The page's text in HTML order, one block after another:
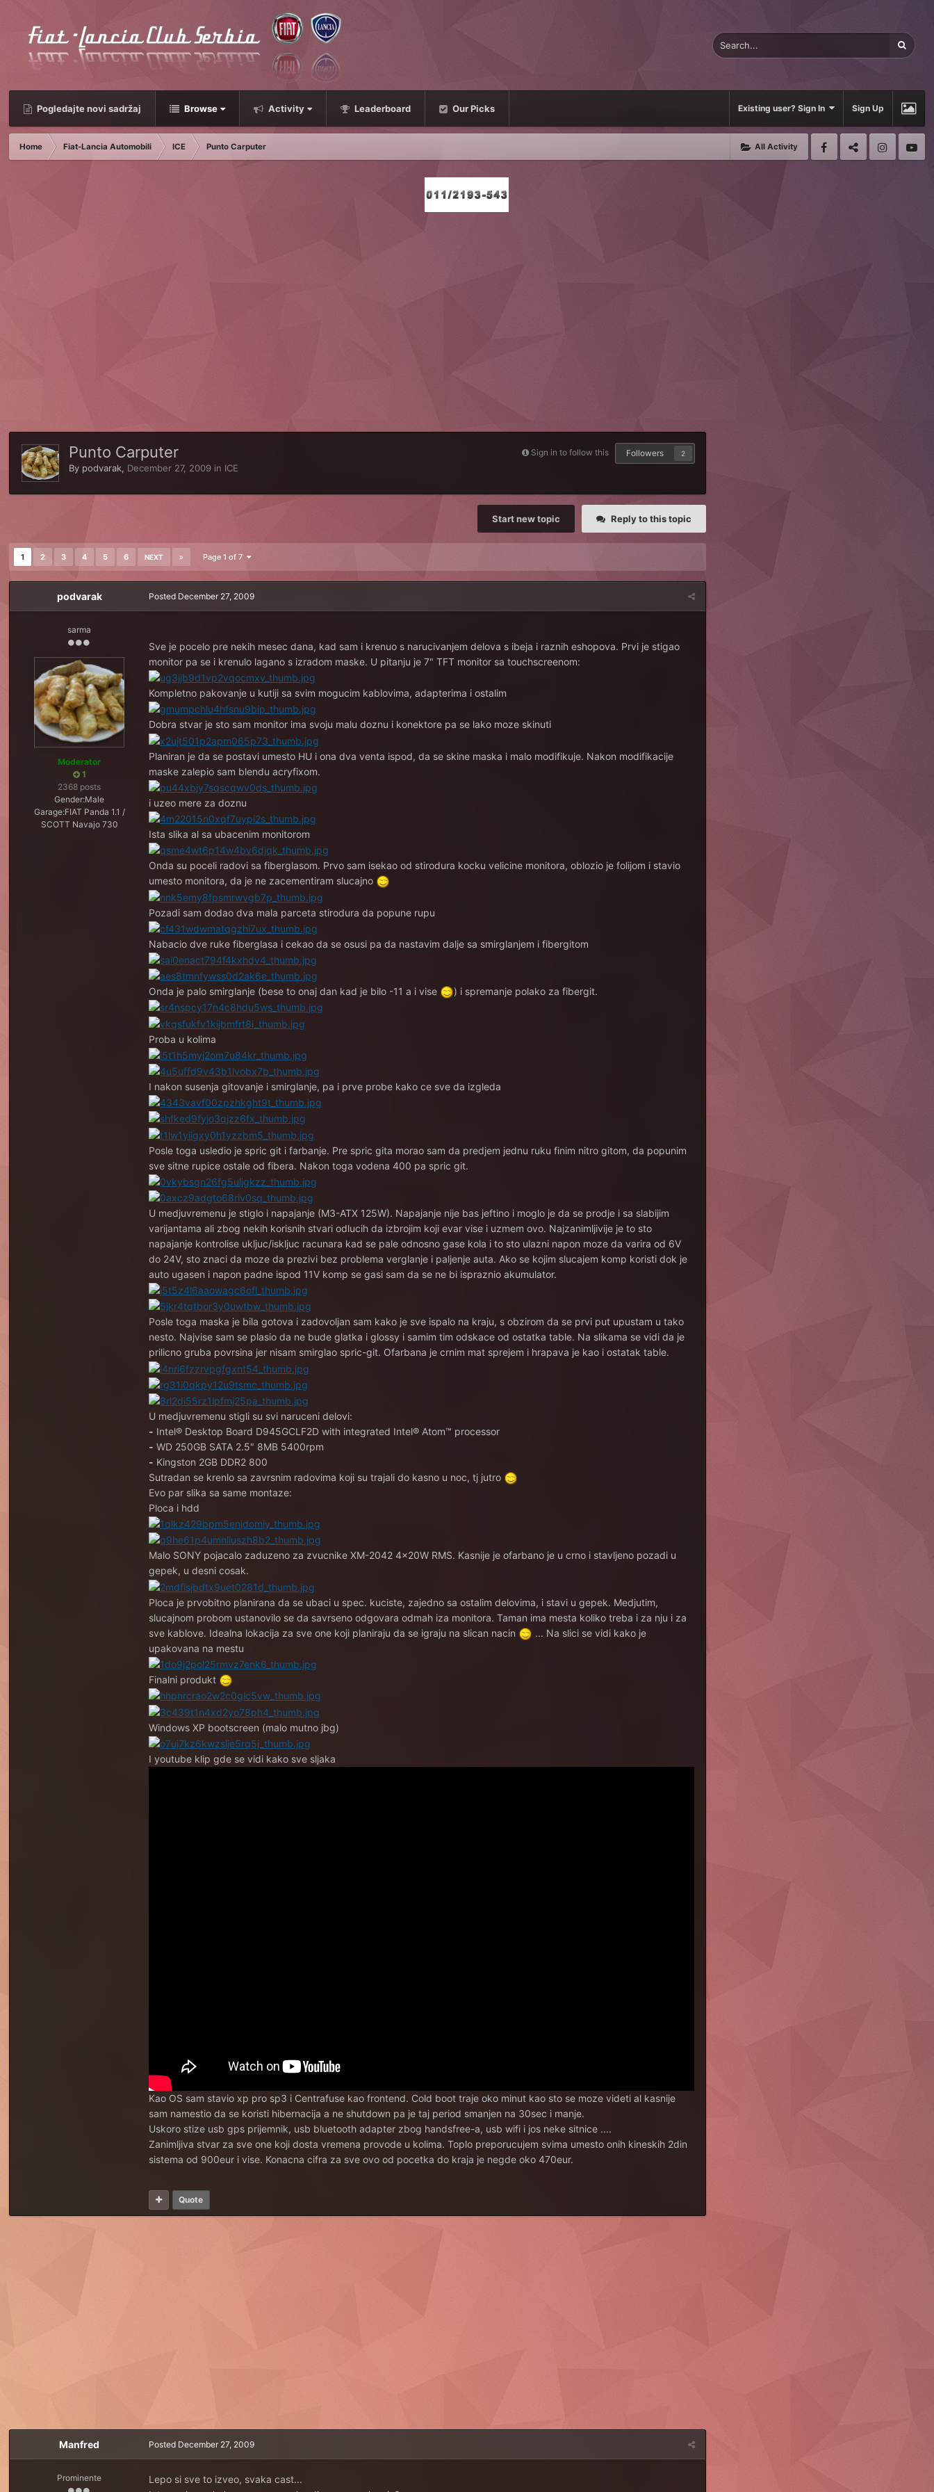
Pogledajte novi sadržaj Browse Activity Leaderboard Our Picks Existing user? Sign In Sign Up
All Activity
Home Fiat-Lancia Automobili ICE Punto Carputer
Sign in to follow this Followers 2
Punto Carputer
By podvarak, December 27, 2009 in ICE
Reply to this topic
Start new topic
1 2 3 4 5 6 NEXT Page 1 of 7
podvarak
sarma
Moderator
1
2368 posts
Gender:Male
Garage:FIAT Panda 1.1 /
SCOTT Navajo 730
Posted December 27, 2009
Sve je pocelo pre nekih mesec dana, kad sam i krenuo s narucivanjem delova s ibeja i raznih eshopova. Prvi je stigao
monitor pa se i krenulo lagano s izradom maske. U pitanju je 7" TFT monitor sa touchscreenom:
Kompletno pakovanje u kutiji sa svim mogucim kablovima, adapterima i ostalim
Dobra stvar je sto sam monitor ima svoju malu doznu i konektore pa se lako moze skinuti
Planiran je da se postavi umesto HU i ona dva venta ispod, da se skine maska i malo modifikuje. Nakon modifikacije
maske zalepio sam blendu acryfixom.
i uzeo mere za doznu
Ista slika al sa ubacenim monitorom
Onda su poceli radovi sa fiberglasom. Prvo sam isekao od stirodura kocku velicine monitora, oblozio je folijom i stavio
umesto monitora, da je ne zacementiram slucajno
Pozadi sam dodao dva mala parceta stirodura da popune rupu
Nabacio dve ruke fiberglasa i cekao da se osusi pa da nastavim dalje sa smirglanjem i fibergitom
Onda je palo smirglanje (bese to onaj dan kad je bilo -11 a i vise ) i spremanje polako za fibergit.
Proba u kolima
I nakon susenja gitovanje i smirglanje, pa i prve probe kako ce sve da izgleda
Posle toga usledio je spric git i farbanje. Pre spric gita morao sam da predjem jednu ruku finim nitro gitom, da popunim
sve sitne rupice ostale od fibera. Nakon toga vodena 400 pa spric git.
U medjuvremenu je stiglo i napajanje (M3-ATX 125W). Napajanje nije bas jeftino i moglo je da se prodje i sa slabijim
varijantama ali zbog nekih korisnih stvari odlucih da izbrojim koji evar vise i uzmem ovo. Najzanimljivije je to sto
napajanje kontrolise ukljuc/iskljuc racunara kad se pale odnosno gase kola i to sto ulazni napon moze da varira od 6V
do 24V, sto znaci da moze da prezivi bez problema verglanje i paljenje auta. Ako se kojim slucajem komp koristi dok je
auto ugasen i napon padne ispod 11V komp se gasi sam da se ne bi ispraznio akumulator.
Posle toga maska je bila gotova i zadovoljan sam kako je sve ispalo na kraju, s obzirom da se prvi put upustam u tako
nesto. Najvise sam se plasio da ne bude glatka i glossy i samim tim odskace od ostatka table. Na slikama se vidi da je
prilicno gruba povrsina jer nisam smirglao spric-git. Ofarbana je crnim mat sprejem i hrapava je kao i ostatak table.
U medjuvremenu stigli su svi naruceni delovi:
- Intel® Desktop Board D945GCLF2D with integrated Intel® Atom™ processor
- WD 250GB SATA 2.5" 8MB 5400rpm
- Kingston 2GB DDR2 800
Sutradan se krenlo sa zavrsnim radovima koji su trajali do kasno u noc, tj jutro
Evo par slika sa same montaze:
Ploca i hdd
Malo SONY pojacalo zaduzeno za zvucnike XM-2042 4x20W RMS. Kasnije je ofarbano je u crno i stavljeno pozadi u
gepek, u desni cosak.
Ploca je prvobitno planirana da se ubaci u spec. kuciste, zajedno sa ostalim delovima, i stavi u gepek. Medjutim,
slucajnom probom ustanovilo se da savrseno odgovara odmah iza monitora. Taman ima mesta koliko treba i za nju i za
sve kablove. Idealna lokacija za sve one koji planiraju da se igraju na slican nacin
... Na slici se vidi kako je
upakovana na mestu
Finalni produkt
Windows XP bootscreen (malo mutno jbg)
I youtube klip gde se vidi kako sve sljaka
Kao OS sam stavio xp pro sp3 i Centrafuse kao frontend. Cold boot traje oko minut kao sto se moze videti al kasnije
sam namestio da se koristi hibernacija a ne shutdown pa je taj period smanjen na 30sec i manje.
Uskoro stize usb gps prijemnik, usb bluetooth adapter zbog handsfree-a, usb wifi i jos neke sitnice ....
Zanimljiva stvar za sve one koji dosta vremena provode u kolima. Toplo preporucujem svima umesto onih kineskih 2din
sistema od 900eur i vise. Konacna cifra za sve ovo od pocetka do kraja je negde oko 470eur.
Quote
Manfred
Prominente
Posted December 27, 2009
Lepo si sve to izveo, svaka cast...